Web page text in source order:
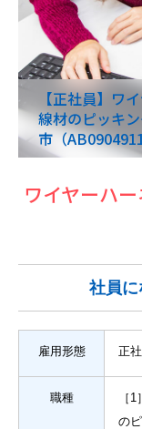
【正社員】ワ
線材のピッキ
市（
ワイヤーハ
社員に
雇用形態 正
職種
［
の